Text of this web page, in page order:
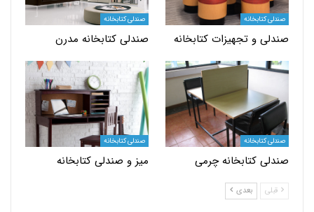
و تجهیزات کتابخانه
صندلی کتابخانه
صندلی کتابخانه مدرن
کتابخانه چرمی
صندلی کتابخانه
میز و صندلی کتابخانه
بعدی